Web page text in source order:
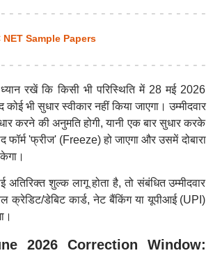
NET Sample Papers
ध्यान रखें कि किसी भी परिस्थिति में 28 मई 2026
भी सुधार स्वीकार नहीं किया जाएगा। उम्मीदवार
करने की अनुमति होगी, यानी एक बार सुधार करके
फॉर्म 'फ्रीज' (Freeze) हो जाएगा और उसमें दोबारा
शुल्क लागू होता है, तो संबंधित उम्मीदवार
क्रेडिट/डेबिट कार्ड, नेट बैंकिंग या यूपीआई (UPI)
2026 Correction Window: